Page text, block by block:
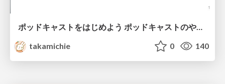
ポッドキャストをはじめよう ポッドキャストのやりかたと続けるコツ
takamichie
0 140